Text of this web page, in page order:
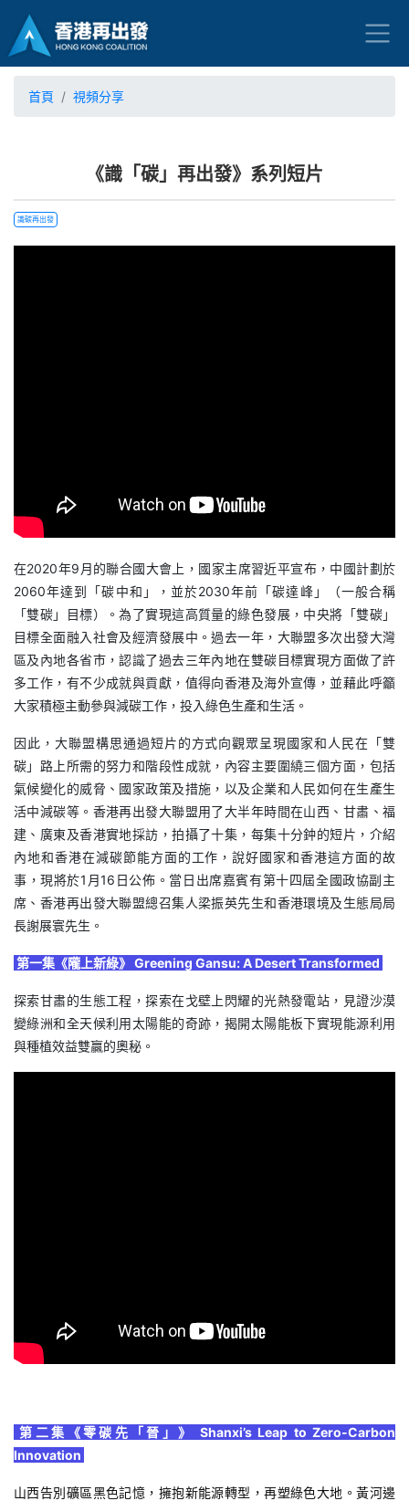
首頁 視頻分享
《識「碳」再出發》系列短片
識碳再出發
在2020年9月的聯合國大會上，國家主席習近平宣布，中國計劃於
2060年達到「碳中和」，並於2030年前「碳達峰」（一般合稱
「雙碳」目標）。為了實現這高質量的綠色發展，中央將「雙碳」
目標全面融入社會及經濟發展中。過去一年，大聯盟多次出發大灣
區及內地各省巿，認識了過去三年內地在雙碳目標實現方面做了許
多工作，有不少成就與貢獻，值得向香港及海外宣傳，並藉此呼籲
大家積極主動參與減碳工作，投入綠色生產和生活。
因此，大聯盟構思通過短片的方式向觀眾呈現國家和人民在「雙
碳」路上所需的努力和階段性成就，內容主要圍繞三個方面，包括
氣候變化的威脅、國家政策及措施，以及企業和人民如何在生產生
活中減碳等。香港再出發大聯盟用了大半年時間在山西、甘肅、福
建、廣東及香港實地採訪，拍攝了十集，每集十分鈡的短片，介紹
內地和香港在減碳節能方面的工作，說好國家和香港這方面的故
事，現將於1月16日公佈。當日出席嘉賓有第十四屆全國政協副主
席、香港再出發大聯盟總召集人梁振英先生和香港環境及生態局局
長謝展寰先生。
第一集《隴上新綠》 Greening Gansu: A Desert Transformed
探索甘肅的生態工程，探索在戈壁上閃耀的光熱發電站，見證沙漠
變綠洲和全天候利用太陽能的奇跡，揭開太陽能板下實現能源利用
與種植效益雙贏的奧秘。
第二集《零碳先「晉」》 Shanxi’s Leap to Zero-Carbon
Innovation
山西告別礦區黑色記憶，擁抱新能源轉型，再塑綠色大地。黃河邊